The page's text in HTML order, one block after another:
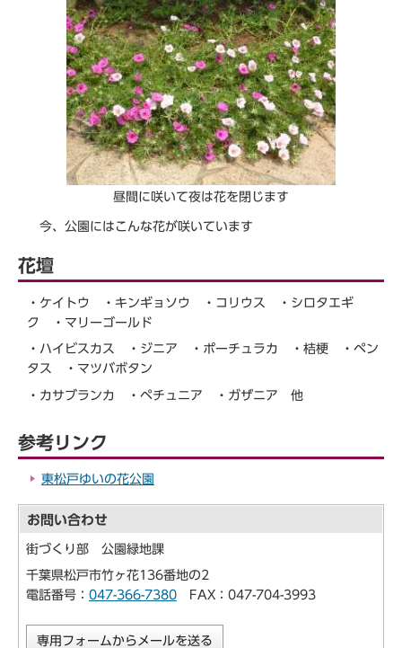
昼間に咲いて夜は花を閉じます
今、公園にはこんな花が咲いています
花壇
・ケイトウ ・キンギョソウ ・コリウス ・シロタエギ
ク ・マリーゴールド
・ハイビスカス ・ジニア ・ポーチュラカ ・桔梗 ・ペン
タス ・マツバボタン
・カサブランカ ・ペチュニア ・ガザニア 他
参考リンク
東松戸ゆいの花公園
お問い合わせ
街づくり部 公園緑地課
千葉県松戸市竹ヶ花136番地の2
電話番号： 047-366-7380 FAX：047-704-3993
専用フォームからメールを送る